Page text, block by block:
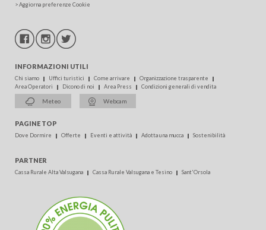
>Aggiorna preferenze Cookie
INFORMAZIONI UTILI
Chi siamo Uffici turistici Come arrivare
Organizzazione trasparente
Area Operatori
Dicono di noi Area Press Condizioni generali di vendita
Meteo Webcam
PAGINE TOP
Dove Dormire Offerte Eventi e attività Adotta una mucca Sostenibilità
PARTNER
Cassa Rurale Alta Valsugana Cassa Rurale Valsugana e Tesino Sant'Orsola